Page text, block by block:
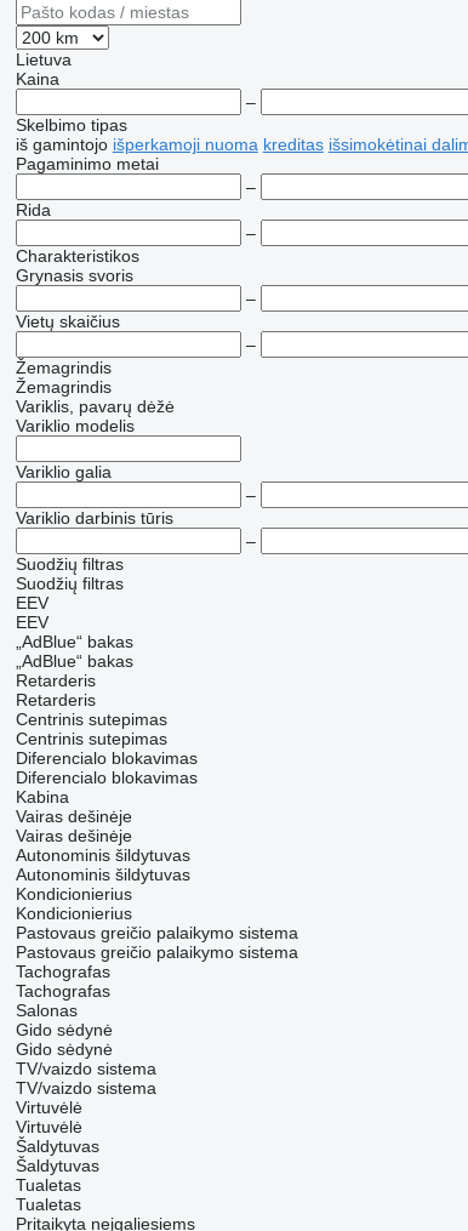
Lietuva
Kaina
–
Skelbimo tipas
iš gamintojo išperkamoji nuoma kreditas išsimokėtinai
Pagaminimo metai
–
Rida
–
Charakteristikos
Grynasis svoris
–
Vietų skaičius
–
Žemagrindis
Žemagrindis
Variklis, pavarų dėžė
Variklio modelis
Variklio galia
–
Variklio darbinis tūris
–
Suodžių filtras
Suodžių filtras
EEV
EEV
„AdBlue“ bakas
„AdBlue“ bakas
Retarderis
Retarderis
Centrinis sutepimas
Centrinis sutepimas
Diferencialo blokavimas
Diferencialo blokavimas
Kabina
Vairas dešinėje
Vairas dešinėje
Autonominis šildytuvas
Autonominis šildytuvas
Kondicionierius
Kondicionierius
Pastovaus greičio palaikymo sistema
Pastovaus greičio palaikymo sistema
Tachografas
Tachografas
Salonas
Gido sėdynė
Gido sėdynė
TV/vaizdo sistema
TV/vaizdo sistema
Virtuvėlė
Virtuvėlė
Šaldytuvas
Šaldytuvas
Tualetas
Tualetas
Pritaikyta neįgaliesiems